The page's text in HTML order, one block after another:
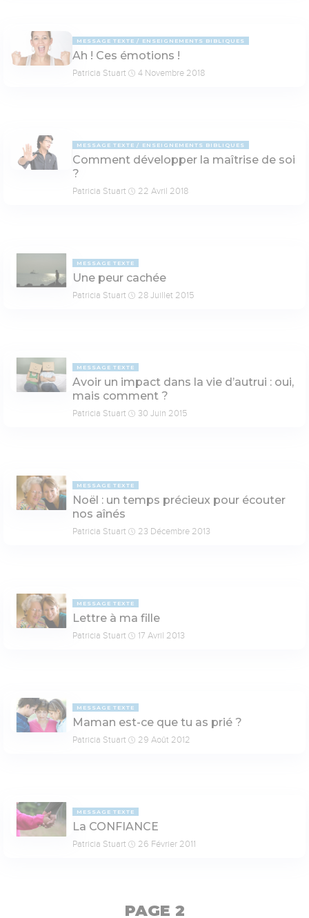
MESSAGE TEXTE ENSEIGNEMENTS BIBLIQUES
Ah ! Ces émotions !
Patricia Stuart 4 Novembre 2018
MESSAGE TEXTE ENSEIGNEMENTS BIBLIQUES
Comment développer la maîtrise de soi
?
Patricia Stuart 22 Avril 2018
MESSAGE TEXTE
Une peur cachée
Patricia Stuart 28 Juillet 2015
MESSAGE TEXTE
Avoir un impact dans la vie d’autrui : oui,
mais comment ?
Patricia Stuart 30 Juin 2015
MESSAGE TEXTE
Noël : un temps précieux pour écouter
nos aînés
Patricia Stuart 23 Décembre 2013
MESSAGE TEXTE
Lettre à ma fille
Patricia Stuart 17 Avril 2013
MESSAGE TEXTE
Maman est-ce que tu as prié ?
Patricia Stuart 29 Août 2012
MESSAGE TEXTE
La CONFIANCE
Patricia Stuart 26 Février 2011
PAGE 2